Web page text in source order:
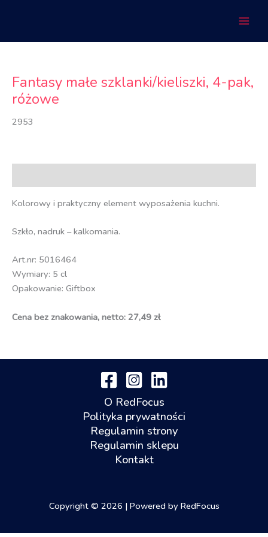
Fantasy małe szklanki/kieliszki, 4-pak,
różowe
2953
Kolorowy i praktyczny element wyposażenia kuchni.
Szkło, nadruk – kalkomania.
Art.nr: 5016464
Wymiary: 5 cl
Opakowanie: Giftbox
Cena bez znakowania, netto: 27,49 zł
O RedFocus
Polityka prywatności
Regulamin strony
Regulamin sklepu
Kontakt
Copyright © 2026 | Powered by RedFocus